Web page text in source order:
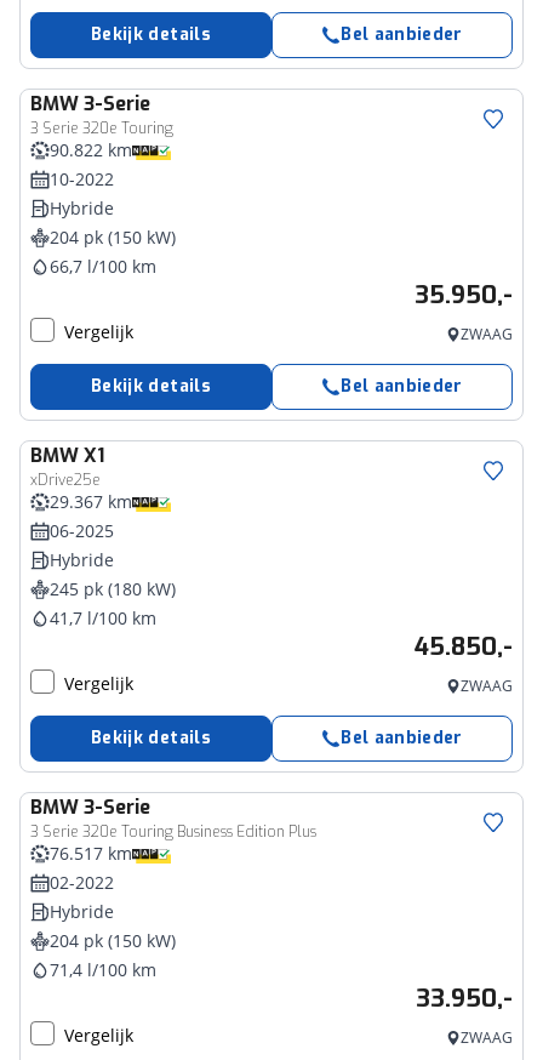
Bekijk details Bel aanbieder
BMW3-Serie
3 Serie 320e Touring
90.822 km
10-2022
Hybride
204 pk (150 kW)
66,7 l/100 km
35.950,-
Vergelijk ZWAAG
Bekijk details Bel aanbieder
BMWX1
xDrive25e
29.367 km
06-2025
Hybride
245 pk (180 kW)
41,7 l/100 km
45.850,-
Vergelijk ZWAAG
Bekijk details Bel aanbieder
BMW3-Serie
3 Serie 320e Touring Business Edition Plus
76.517 km
02-2022
Hybride
204 pk (150 kW)
71,4 l/100 km
33.950,-
Vergelijk ZWAAG